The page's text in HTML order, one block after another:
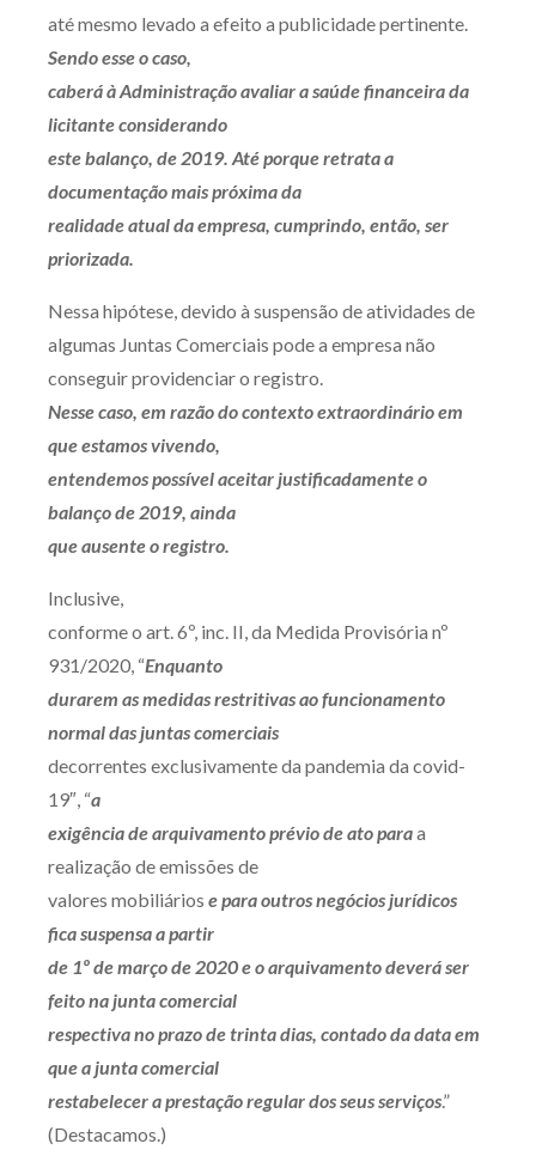
até mesmo levado a efeito a publicidade pertinente.
Sendo esse o caso,
caberá à Administração avaliar a saúde financeira da
licitante considerando
este balanço, de 2019. Até porque retrata a
documentação mais próxima da
realidade atual da empresa, cumprindo, então, ser
priorizada.
Nessa hipótese, devido à suspensão de atividades de
algumas Juntas Comerciais pode a empresa não
conseguir providenciar o registro.
Nesse caso, em razão do contexto extraordinário em
que estamos vivendo,
entendemos possível aceitarjustificadamente o
balanço de 2019, ainda
que ausente o registro.
Inclusive,
conforme o art. 6º, inc. II, da Medida Provisória nº
931/2020, “Enquanto
durarem as medidas restritivas ao funcionamento
normal das juntas comerciais
decorrentes exclusivamente da pandemia da covid-
19″, “a
exigência de arquivamento prévio de ato paraa
realização de emissões de
valores mobiliários e para outros negócios jurídicos
fica suspensa a partir
de 1º de março de 2020 e o arquivamento deverá ser
feito na junta comercial
respectiva no prazo de trinta dias, contado da data em
que a junta comercial
restabelecer a prestação regular dos seus serviços.”
(Destacamos.)